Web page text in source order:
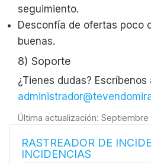
seguimiento.
Desconfía de ofertas poco
buenas.
8) Soporte
¿Tienes dudas? Escríbenos
Última actualización: Septiembre
RASTREADOR DE
INCIDENCIAS